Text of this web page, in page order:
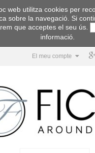
El meu compte
web utilitza cookies per
sobre la navegació. Si
que acceptes el seu ús.
informació.